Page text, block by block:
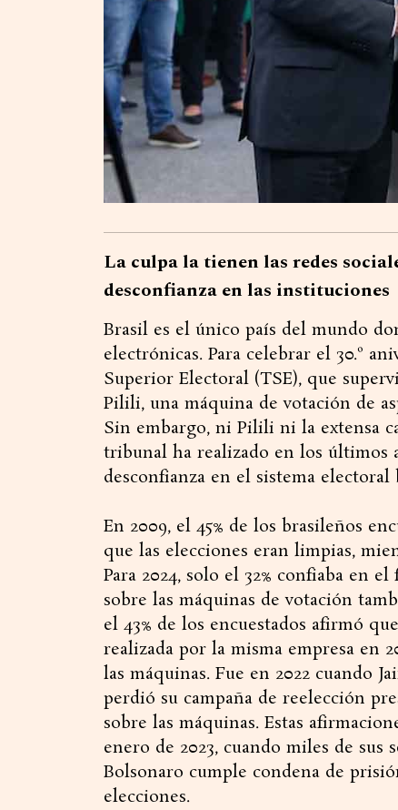
La culpa la tienen las redes
desconfianza en las instituciones
Brasil es el único país del mundo
electrónicas. Para celebrar el 30.º
Superior Electoral (TSE), que
Pilili, una máquina de votación de
Sin embargo, ni Pilili ni la extensa
tribunal ha realizado en los últimos
desconfianza en el sistema electoral
En 2009, el 45% de los brasileños
que las elecciones eran limpias,
Para 2024, solo el 32% confiaba en
sobre las máquinas de votación
el 43% de los encuestados afirmó
realizada por la misma empresa en
las máquinas. Fue en 2022 cuando
perdió su campaña de reelección
sobre las máquinas. Estas
enero de 2023, cuando miles de
Bolsonaro cumple condena de
elecciones.